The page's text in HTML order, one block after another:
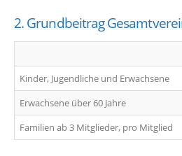
2. Grundbeitrag
Kinder, Jugendliche und Erwachsene
Erwachsene über 60 Jahre
Familien ab 3 Mitglieder, pro Mitglied